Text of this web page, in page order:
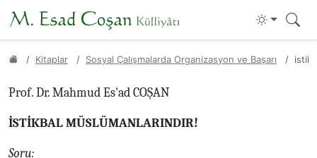
Kitaplar Sosyal Çalışmalarda Organizasyon ve Başarı
Prof. Dr. Mahmud Es'ad COŞAN
İSTİKBAL MÜSLÜMANLARINDIR!
Soru: